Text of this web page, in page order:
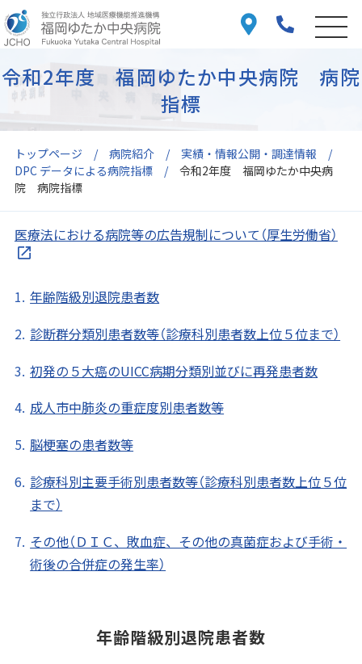
トップページ 病院紹介
実績・情報公開・調達情報
DPC データによる病院指標
令和2年度 福岡ゆたか中央病
院 病院指標
令和2年度 福岡ゆたか中央病院 病院
指標
医療法における病院等の広告規制について（厚生労働省）
年齢階級別退院患者数
診断群分類別患者数等（診療科別患者数上位５位まで）
初発の５大癌のUICC病期分類別並びに再発患者数
成人市中肺炎の重症度別患者数等
脳梗塞の患者数等
診療科別主要手術別患者数等（診療科別患者数上位５位
まで）
その他（ＤＩＣ、敗血症、その他の真菌症および手術・
術後の合併症の発生率）
年齢階級別退院患者数